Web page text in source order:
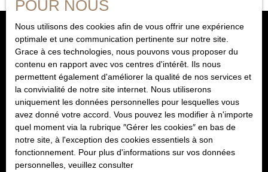
POUR NOUS
Nous utilisons des cookies afin de vous offrir une expérience
optimale et une communication pertinente sur notre site.
Grace à ces technologies, nous pouvons vous proposer du
contenu en rapport avec vos centres d'intérêt. Ils nous
permettent également d'améliorer la qualité de nos services et
la convivialité de notre site internet. Nous utiliserons
uniquement les données personnelles pour lesquelles vous
avez donné votre accord. Vous pouvez les modifier à n'importe
quel moment via la rubrique ″Gérer les cookies″ en bas de
notre site, à l'exception des cookies essentiels à son
fonctionnement. Pour plus d'informations sur vos données
personnelles, veuillez consulter